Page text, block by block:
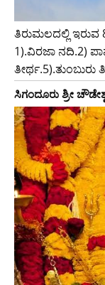
ತಿರುಮಲದಲ್ಲಿ ಇರುವ
1).ವಿರಜಾ ನದಿ.2)
ತೀರ್ಥ.5).ತುಂಬುರು
ಸಿಗಂದೂರು ಶ್ರೀ